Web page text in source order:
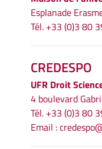
Esplanade
Tél. +33 (0)3 80
CREDESPO
UFR Droit
4 boulevard
Tél. +33 (0)3 80
Email :